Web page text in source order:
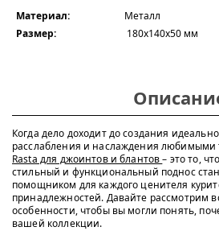
Материал:
Металл
Размер:
180x140х50 мм
Когда дело доходит до создания
расслабления и наслаждения любимыми
Rasta для джоинтов и блантов– это то,
стильный и функциональный поднос
помощником для каждого ценителя
принадлежностей. Давайте рассмотрим
особенности, чтобы вы могли понять,
вашей коллекции.